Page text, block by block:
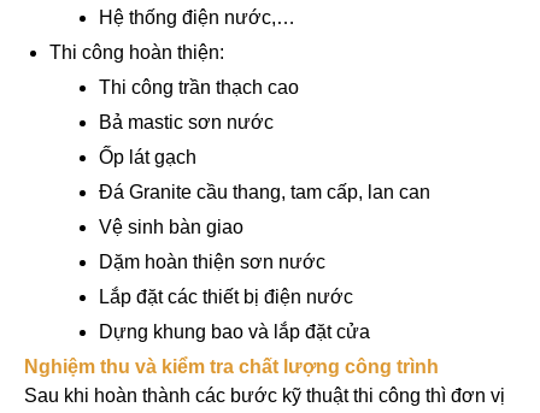
Hệ thống điện nước,…
Thi công hoàn thiện:
Thi công trần thạch cao
Bả mastic sơn nước
Ốp lát gạch
Đá Granite cầu thang, tam cấp, lan can
Vệ sinh bàn giao
Dặm hoàn thiện sơn nước
Lắp đặt các thiết bị điện nước
Dựng khung bao và lắp đặt cửa
Nghiệm thu và kiểm tra chất lượng công trình
Sau khi hoàn thành các bước kỹ thuật thi công thì đơn vị